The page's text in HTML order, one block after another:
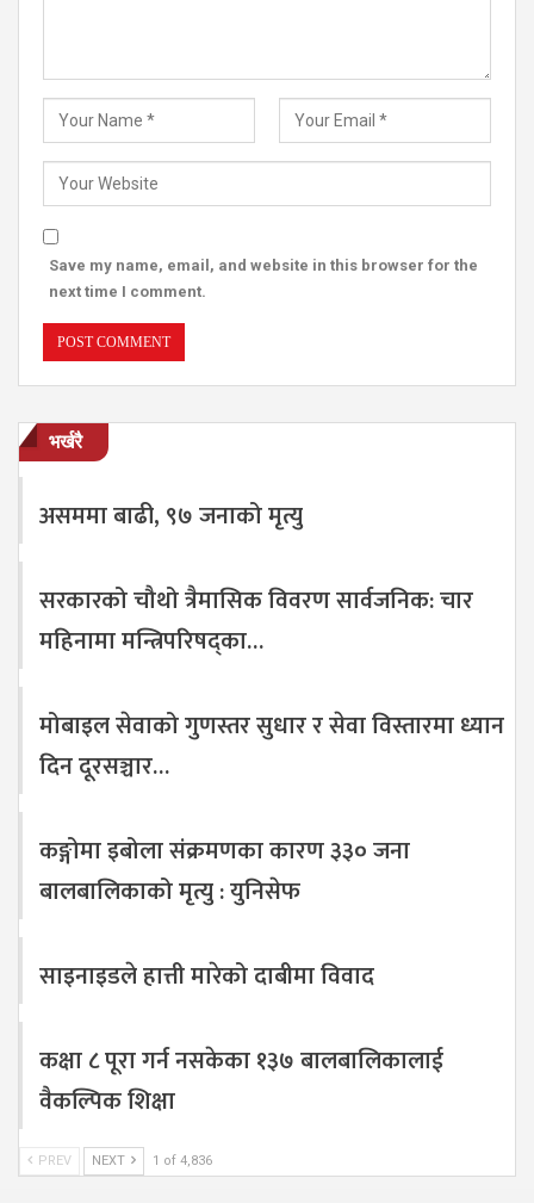
Save my name, email, and website in this browser for the
next time I comment.
भर्खरै
असममा बाढी, ९७ जनाको मृत्यु
सरकारको चौथो त्रैमासिक विवरण सार्वजनिक: चार
महिनामा मन्त्रिपरिषद्का…
मोबाइल सेवाको गुणस्तर सुधार र सेवा विस्तारमा ध्यान
दिन दूरसञ्चार…
कङ्गोमा इबोला संक्रमणका कारण ३३० जना
बालबालिकाको मृत्यु : युनिसेफ
साइनाइडले हात्ती मारेको दाबीमा विवाद
कक्षा ८ पूरा गर्न नसकेका १३७ बालबालिकालाई
वैकल्पिक शिक्षा
PREV NEXT 1 of 4,836